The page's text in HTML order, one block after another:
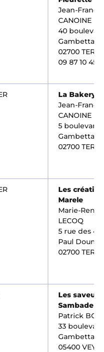
Jean-
CANOINE
40
Gambetta
02700
09 87 10 45
La Bakery
Jean-
CANOINE
5 boulevard
Gambetta
02700
Les
Marele
Marie-Renée
LECOQ
5 rue des 4
Paul
02700
Les
Sambade
Patrick
33 boulevard
Gambetta
05400